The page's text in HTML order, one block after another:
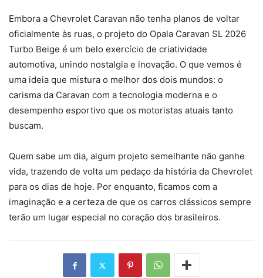
Embora a Chevrolet Caravan não tenha planos de voltar
oficialmente às ruas, o projeto do Opala Caravan SL 2026
Turbo Beige é um belo exercício de criatividade
automotiva, unindo nostalgia e inovação. O que vemos é
uma ideia que mistura o melhor dos dois mundos: o
carisma da Caravan com a tecnologia moderna e o
desempenho esportivo que os motoristas atuais tanto
buscam.
Quem sabe um dia, algum projeto semelhante não ganhe
vida, trazendo de volta um pedaço da história da Chevrolet
para os dias de hoje. Por enquanto, ficamos com a
imaginação e a certeza de que os carros clássicos sempre
terão um lugar especial no coração dos brasileiros.